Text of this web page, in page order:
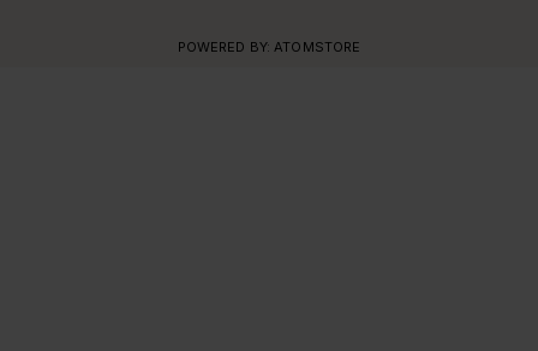
POWERED BY: ATOMSTORE